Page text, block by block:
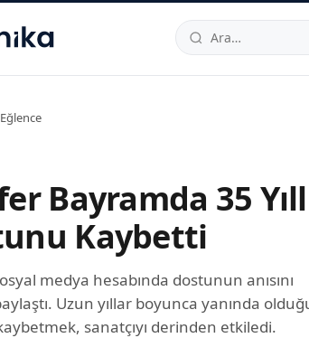
Mahallesi 34520TRTelefon:
Eğlence
Bayramda 35
Kaybetti
medya hesabında dostunun anısını
Uzun yıllar boyunca yanında
sanatçıyı derinden etkiledi.